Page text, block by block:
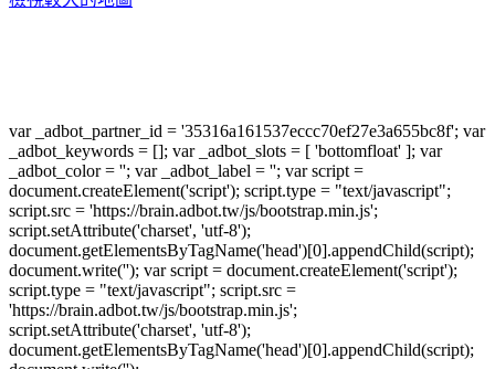
var _adbot_partner_id = '35316a161537eccc70ef27e3a655bc8f'; var
_adbot_keywords = []; var _adbot_slots = [ 'bottomfloat' ]; var
_adbot_color = ''; var _adbot_label = ''; var script =
document.createElement('script'); script.type = "text/javascript";
script.src = 'https://brain.adbot.tw/js/bootstrap.min.js';
script.setAttribute('charset', 'utf-8');
document.getElementsByTagName('head')[0].appendChild(script);
document.write(''); var script = document.createElement('script');
script.type = "text/javascript"; script.src =
'https://brain.adbot.tw/js/bootstrap.min.js';
script.setAttribute('charset', 'utf-8');
document.getElementsByTagName('head')[0].appendChild(script);